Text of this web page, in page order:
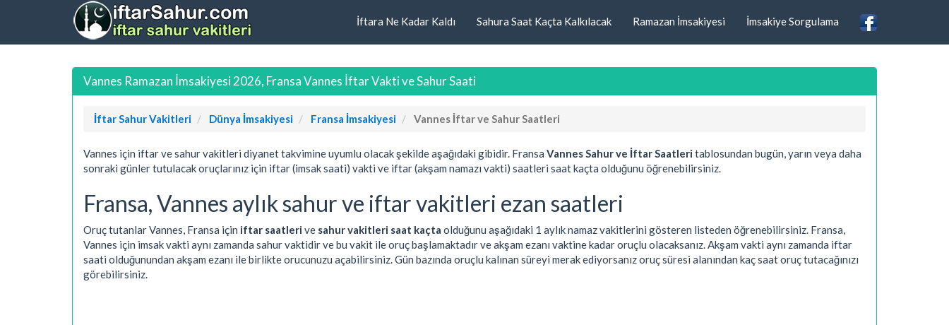
İftara Ne Kadar Kaldı Sahura Saat Kaçta Kalkılacak Ramazan İmsakiyesi İmsakiye Sorgulama
Vannes Ramazan İmsakiyesi 2026, Fransa Vannes İftar Vakti ve Sahur Saati
İftar Sahur Vakitleri Dünya İmsakiyesi Fransa İmsakiyesi Vannes İftar ve Sahur Saatleri
Vannes için iftar ve sahur vakitleri diyanet takvimine uyumlu olacak şekilde aşağıdaki gibidir. Fransa Vannes Sahur ve İftar Saatleritablosundan bugün, yarın veya daha
sonraki günler tutulacak oruçlarınız için iftar (imsak saati) vakti ve iftar (akşam namazı vakti) saatleri saat kaçta olduğunu öğrenebilirsiniz.
Fransa, Vannes aylık sahur ve iftar vakitleri ezan saatleri
Oruç tutanlar Vannes, Fransa için iftar saatlerive sahur vakitleri saat kaçta olduğunu aşağıdaki 1 aylık namaz vakitlerini gösteren listeden öğrenebilirsiniz. Fransa,
Vannes için imsak vakti aynı zamanda sahur vaktidir ve bu vakit ile oruç başlamaktadır ve akşam ezanı vaktine kadar oruçlu olacaksanız. Akşam vakti aynı zamanda iftar
saati olduğunundan akşam ezanı ile birlikte orucunuzu açabilirsiniz. Gün bazında oruçlu kalınan süreyi merak ediyorsanız oruç süresi alanından kaç saat oruç tutacağınızı
görebilirsiniz.